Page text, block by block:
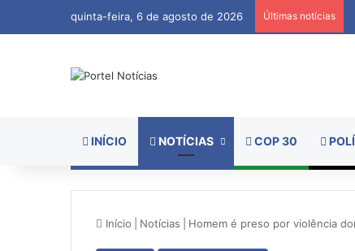
quinta-feira, 6 de agosto de 2026 Últimas notícias
INÍCIO NOTÍCIAS COP 30
Início Notícias Homem é preso por violência